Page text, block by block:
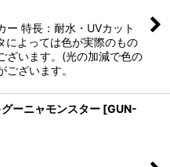
ー 特長：耐水・UVカット
によっては色が実際のもの
ざいます。(光の加減で色の
ざいます。
ーニャモンスター [GUN-